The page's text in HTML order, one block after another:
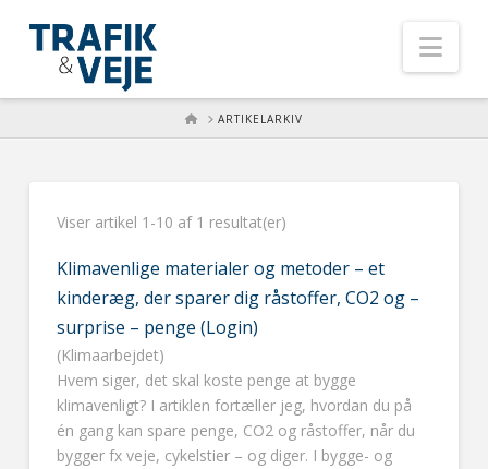
HOMEARTIKELARKIV
Viser artikel 1-10 af 1 resultat(er)
Klimavenlige materialer og metoder – et
kinderæg, der sparer dig råstoffer, CO2 og –
surprise – penge (Login)
(Klimaarbejdet)
Hvem siger, det skal koste penge at bygge
klimavenligt? I artiklen fortæller jeg, hvordan du på
én gang kan spare penge, CO2 og råstoffer, når du
bygger fx veje, cykelstier – og diger. I bygge- og